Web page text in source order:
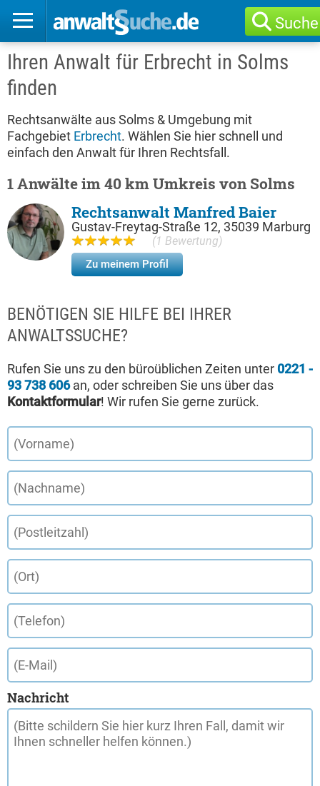
Suche
Ihren Anwalt für Erbrecht in Solms
finden
Rechtsanwälte aus Solms & Umgebung mit
Fachgebiet Erbrecht. Wählen Sie hier schnell und
einfach den Anwalt für Ihren Rechtsfall.
1 Anwälte im 40 km Umkreis von Solms
Rechtsanwalt Manfred Baier
Gustav-Freytag-Straße 12, 35039 Marburg
(1 Bewertung)
Zu meinem Profil
BENÖTIGEN SIE HILFE BEI IHRER
ANWALTSSUCHE?
Rufen Sie uns zu den büroüblichen Zeiten unter 0221 -
93 738 606an, oder schreiben Sie uns über das
Kontaktformular! Wir rufen Sie gerne zurück.
Nachricht